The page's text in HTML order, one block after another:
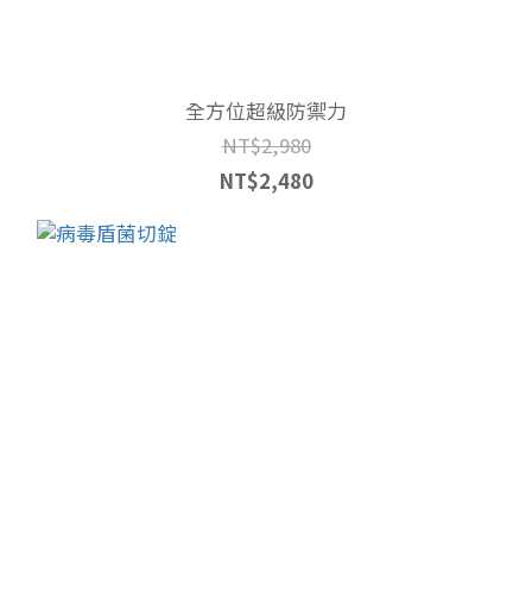
全方位超級防禦力
NT$2,980
NT$2,480